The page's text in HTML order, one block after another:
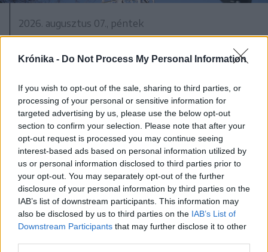
Krónika - Do Not Process My Personal Information
If you wish to opt-out of the sale, sharing to third parties, or
processing of your personal or sensitive information for
targeted advertising by us, please use the below opt-out
section to confirm your selection. Please note that after your
opt-out request is processed you may continue seeing
interest-based ads based on personal information utilized by
us or personal information disclosed to third parties prior to
your opt-out. You may separately opt-out of the further
disclosure of your personal information by third parties on the
IAB’s list of downstream participants. This information may
also be disclosed by us to third parties on the IAB’s List of
Downstream Participants that may further disclose it to other
2026. augusztus 07., péntek
becsültnél és az előző évekhez
fogyasztani a hónap eleje óta